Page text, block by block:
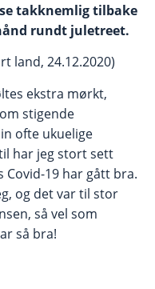
takknemlig tilbake
rundt juletreet.
land, 24.12.2020)
ekstra mørkt,
stigende
ofte ukuelige
har jeg stort sett
19 har gått bra.
og det var til stor
så vel som
så bra!